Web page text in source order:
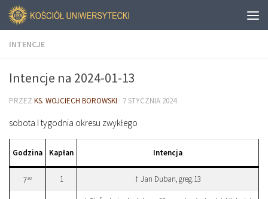
INTENCJE
Intencje na 2024-01-13
PRZEZ KS. WOJCIECH BOROWSKI · 7 STYCZNIA 2024
sobota I tygodnia okresu zwykłego
Godzina Kapłan Intencja
730 1 † Jan Duban, greg.13